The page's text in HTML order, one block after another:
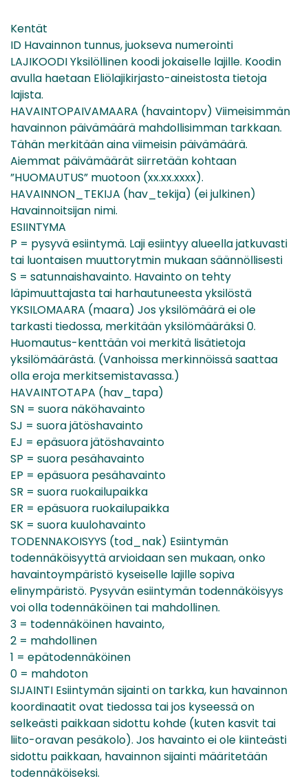
Kentät
ID Havainnon tunnus, juokseva numerointi
LAJIKOODI Yksilöllinen koodi jokaiselle lajille. Koodin
avulla haetaan Eliölajikirjasto-aineistosta tietoja
lajista.
HAVAINTOPAIVAMAARA (havaintopv) Viimeisimmän
havainnon päivämäärä mahdollisimman tarkkaan.
Tähän merkitään aina viimeisin päivämäärä.
Aiemmat päivämäärät siirretään kohtaan
”HUOMAUTUS” muotoon (xx.xx.xxxx).
HAVAINNON_TEKIJA (hav_tekija) (ei julkinen)
Havainnoitsijan nimi.
ESIINTYMA
P = pysyvä esiintymä. Laji esiintyy alueella jatkuvasti
tai luontaisen muuttorytmin mukaan säännöllisesti
S = satunnaishavainto. Havainto on tehty
läpimuuttajasta tai harhautuneesta yksilöstä
YKSILOMAARA (maara) Jos yksilömäärä ei ole
tarkasti tiedossa, merkitään yksilömääräksi 0.
Huomautus-kenttään voi merkitä lisätietoja
yksilömäärästä. (Vanhoissa merkinnöissä saattaa
olla eroja merkitsemistavassa.)
HAVAINTOTAPA (hav_tapa)
SN = suora näköhavainto
SJ = suora jätöshavainto
EJ = epäsuora jätöshavainto
SP = suora pesähavainto
EP = epäsuora pesähavainto
SR = suora ruokailupaikka
ER = epäsuora ruokailupaikka
SK = suora kuulohavainto
TODENNAKOISYYS (tod_nak) Esiintymän
todennäköisyyttä arvioidaan sen mukaan, onko
havaintoympäristö kyseiselle lajille sopiva
elinympäristö. Pysyvän esiintymän todennäköisyys
voi olla todennäköinen tai mahdollinen.
3 = todennäköinen havainto,
2 = mahdollinen
1 = epätodennäköinen
0 = mahdoton
SIJAINTI Esiintymän sijainti on tarkka, kun havainnon
koordinaatit ovat tiedossa tai jos kyseessä on
selkeästi paikkaan sidottu kohde (kuten kasvit tai
liito-oravan pesäkolo). Jos havainto ei ole kiinteästi
sidottu paikkaan, havainnon sijainti määritetään
todennäköiseksi.